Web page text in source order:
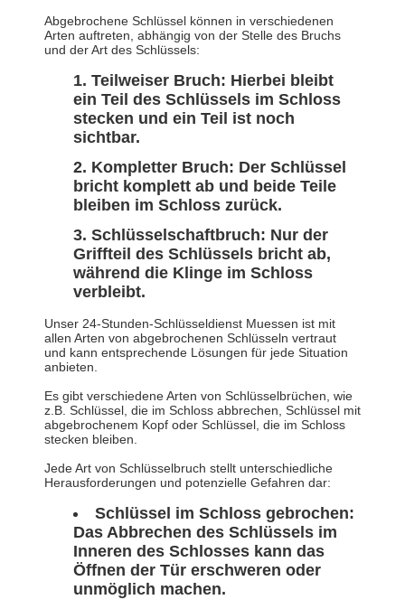
Abgebrochene Schlüssel können in verschiedenen
Arten auftreten, abhängig von der Stelle des Bruchs
und der Art des Schlüssels:
Teilweiser Bruch: Hierbei bleibt
ein Teil des Schlüssels im Schloss
stecken und ein Teil ist noch
sichtbar.
Kompletter Bruch: Der Schlüssel
bricht komplett ab und beide Teile
bleiben im Schloss zurück.
Schlüsselschaftbruch: Nur der
Griffteil des Schlüssels bricht ab,
während die Klinge im Schloss
verbleibt.
Unser 24-Stunden-Schlüsseldienst Muessen ist mit
allen Arten von abgebrochenen Schlüsseln vertraut
und kann entsprechende Lösungen für jede Situation
anbieten.
Es gibt verschiedene Arten von Schlüsselbrüchen, wie
z.B. Schlüssel, die im Schloss abbrechen, Schlüssel mit
abgebrochenem Kopf oder Schlüssel, die im Schloss
stecken bleiben.
Jede Art von Schlüsselbruch stellt unterschiedliche
Herausforderungen und potenzielle Gefahren dar:
Schlüssel im Schloss gebrochen:
Das Abbrechen des Schlüssels im
Inneren des Schlosses kann das
Öffnen der Tür erschweren oder
unmöglich machen.